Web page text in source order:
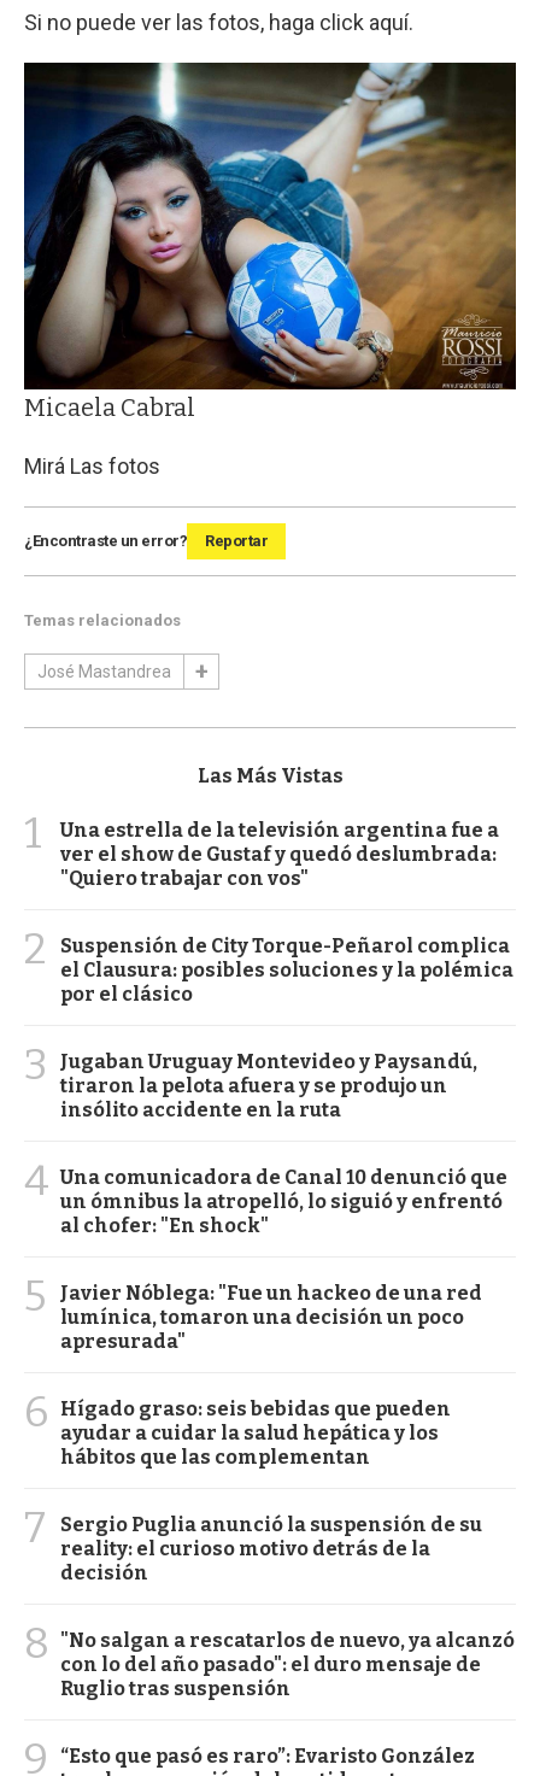
Si no puede ver las fotos, haga click aquí.
Micaela Cabral
Mirá Las fotos
¿Encontraste un error? Reportar
Temas relacionados
José Mastandrea
Las Más Vistas
1
Una estrella de la televisión argentina fue a
ver el show de Gustaf y quedó deslumbrada:
"Quiero trabajar con vos"
2
Suspensión de City Torque-Peñarol complica
el Clausura: posibles soluciones y la polémica
por el clásico
3
Jugaban Uruguay Montevideo y Paysandú,
tiraron la pelota afuera y se produjo un
insólito accidente en la ruta
4 Una comunicadora de Canal 10 denunció que
un ómnibus la atropelló, lo siguió y enfrentó
al chofer: "En shock"
5
Javier Nóblega: "Fue un hackeo de una red
lumínica, tomaron una decisión un poco
apresurada"
6
Hígado graso: seis bebidas que pueden
ayudar a cuidar la salud hepática y los
hábitos que las complementan
7
Sergio Puglia anunció la suspensión de su
reality: el curioso motivo detrás de la
decisión
8
"No salgan a rescatarlos de nuevo, ya alcanzó
con lo del año pasado": el duro mensaje de
Ruglio tras suspensión
9
“Esto que pasó es raro”: Evaristo González